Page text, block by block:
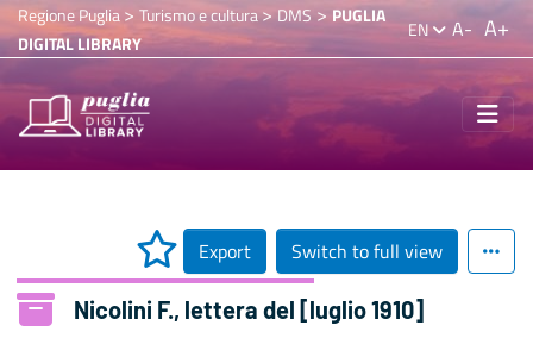
Regione Puglia> Turismo e cultura>DMS > PUGLIA
DIGITAL LIBRARY
EN A- A+
Export Switch to full view
Nicolini F., lettera del [luglio 1910]